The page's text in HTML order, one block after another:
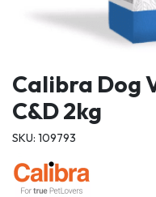
Calibra Dog
C&D 2kg
SKU: 109793